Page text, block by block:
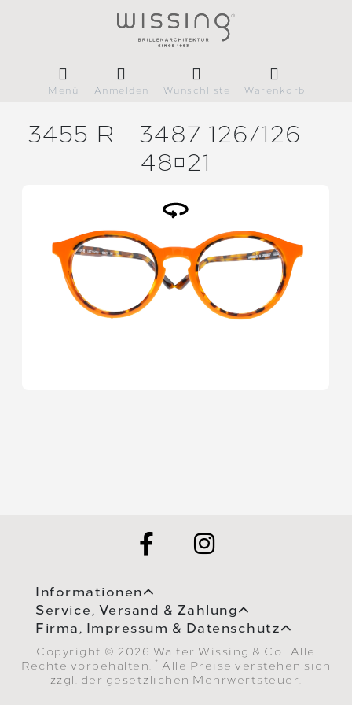
Menü Anmelden Wunschliste Warenkorb
3455 R 3487 126/126
4821
Informationen
Service, Versand & Zahlung
Firma, Impressum & Datenschutz
Copyright © 2026 Walter Wissing & Co.. Alle
Rechte vorbehalten.
* Alle Preise verstehen sich
zzgl. der gesetzlichen Mehrwertsteuer.